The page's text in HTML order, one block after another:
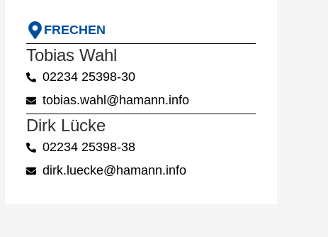
FRECHEN
Tobias Wahl
02234 25398-30
tobias.wahl@hamann.info
Dirk Lücke
02234 25398-38
dirk.luecke@hamann.info